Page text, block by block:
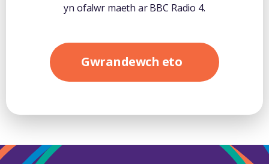
yn ofalwr maeth ar BBC Radio 4.
Gwrandewch eto